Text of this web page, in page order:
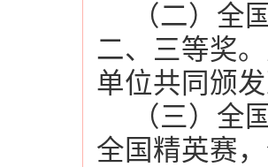
（二）全
二、三等奖
单位共同颁
（三）全
全国精英赛